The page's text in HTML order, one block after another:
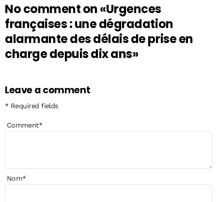
No comment on«Urgences
françaises : une dégradation
alarmante des délais de prise en
charge depuis dix ans»
Leave a comment
* Required fields
Comment*
Nom*